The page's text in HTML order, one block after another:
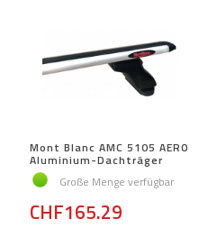
Mont Blanc AMC 5105 AERO
Aluminium-Dachträger
Große Menge verfügbar
CHF165.29